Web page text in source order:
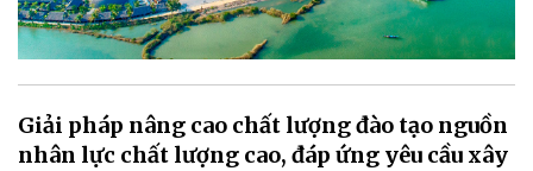
Giải pháp nâng cao chất lượng đào tạo nguồn
nhân lực chất lượng cao, đáp ứng yêu cầu xây